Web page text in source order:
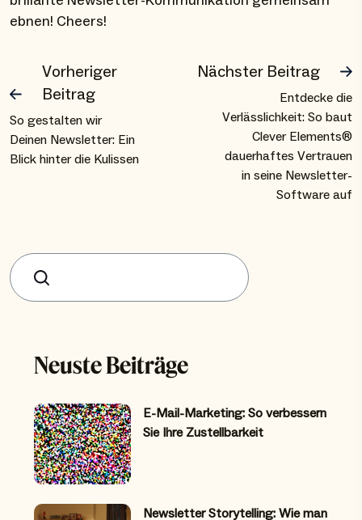
ebnen! Cheers!
Vorheriger
Beitrag
So gestalten wir
Deinen Newsletter: Ein
Blick hinter die Kulissen
Nächster Beitrag
Entdecke die
Verlässlichkeit: So baut
Clever Elements®
dauerhaftes Vertrauen
in seine Newsletter-
Software auf
Suchen
Neuste Beiträge
E-Mail-Marketing: So verbessern
Sie Ihre Zustellbarkeit
Newsletter Storytelling: Wie man